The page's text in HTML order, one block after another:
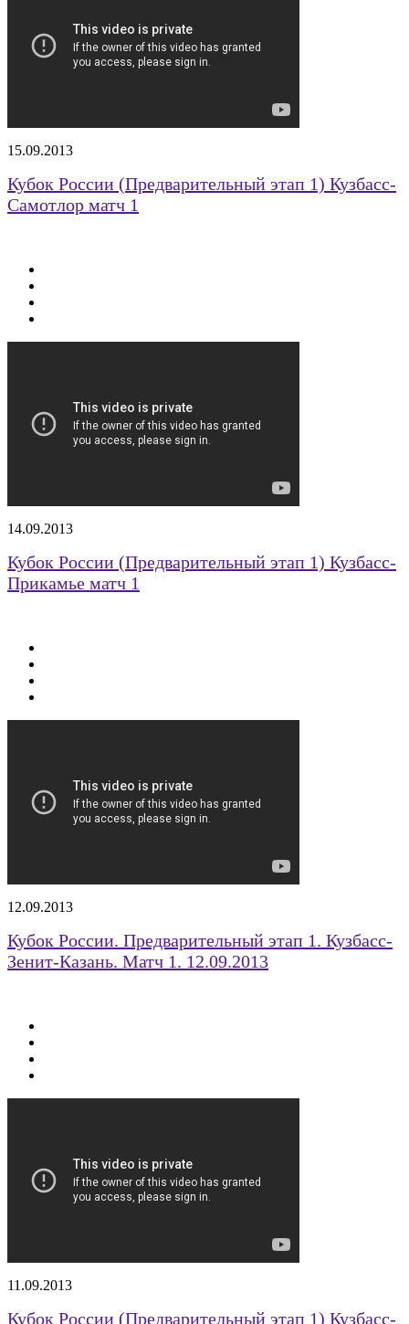
15.09.2013
Кубок России (Предварительный этап 1) Кузбасс-
Самотлор матч 1
14.09.2013
Кубок России (Предварительный этап 1) Кузбасс-
Прикамье матч 1
12.09.2013
Кубок России. Предварительный этап 1. Кузбасс-
Зенит-Казань. Матч 1. 12.09.2013
11.09.2013
Кубок России (Предварительный этап 1) Кузбасс-